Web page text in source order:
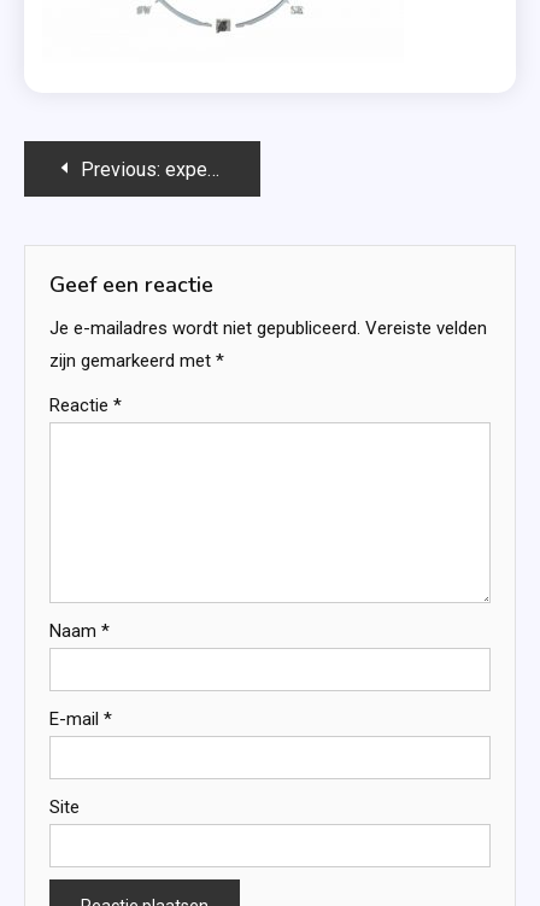
Bericht
Previous: expeditie-robinson-2018
Geef een reactie
Je e-mailadres wordt niet gepubliceerd. Vereiste velden
zijn gemarkeerd met *
Reactie *
Naam *
E-mail *
Site